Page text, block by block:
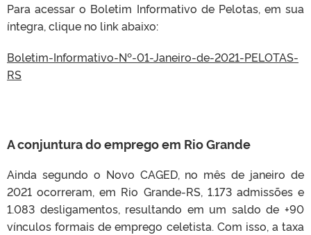
Para acessar o Boletim Informativo de Pelotas, em sua
íntegra, clique no link abaixo:
Boletim-Informativo-Nº-01-Janeiro-de-2021-PELOTAS-
RS
A conjuntura do emprego em Rio Grande
Ainda segundo o Novo CAGED, no mês de janeiro de
2021 ocorreram, em Rio Grande-RS, 1.173 admissões e
1.083 desligamentos, resultando em um saldo de +90
vínculos formais de emprego celetista. Com isso, a taxa